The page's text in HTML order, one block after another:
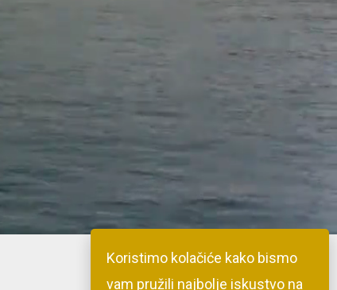
Koristimo kolačiće kako bismo
vam pružili najbolje iskustvo na